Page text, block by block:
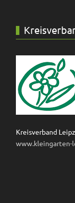
Kreisverband
www.kleingarten-